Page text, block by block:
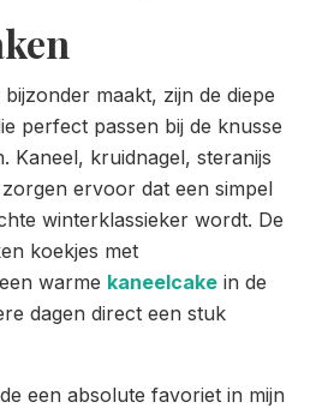
maakt, zijn de diepe
perfect passen bij de knusse
Kaneel, kruidnagel, steranijs
ervoor dat een simpel
winterklassieker wordt. De
koekjes met
warme kaneelcake in de
dagen direct een stuk
een absolute favoriet in mijn